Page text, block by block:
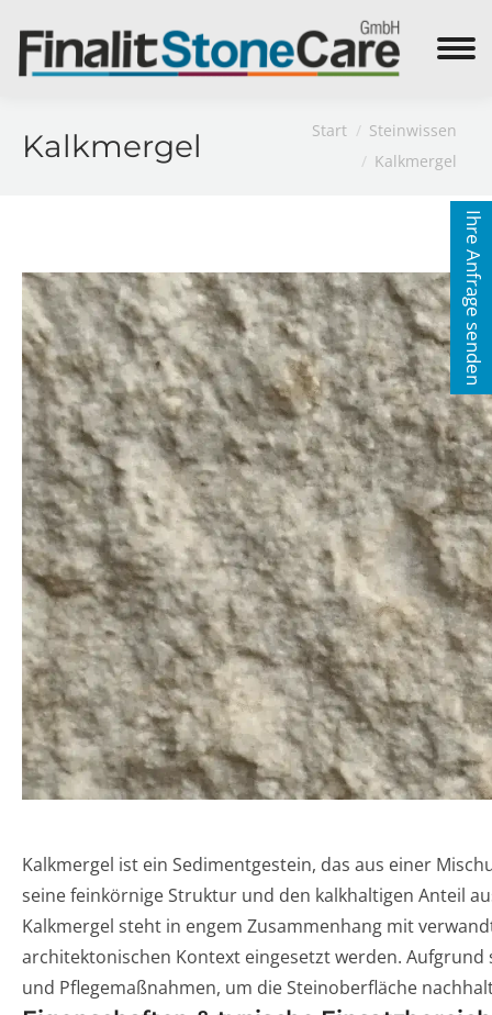
Search:
Kalkmergel
Sie befinden sich hier:
Start
Steinwissen
Kalkmergel
Kalkmergel ist ein Sedimentgestein, das aus einer
seine feinkörnige Struktur und den kalkhaltigen Anteil
Kalkmergel steht in engem Zusammenhang mit
architektonischen Kontext eingesetzt werden.
und Pflegemaßnahmen, um die Steinoberfläche
Ihre Anfrage senden